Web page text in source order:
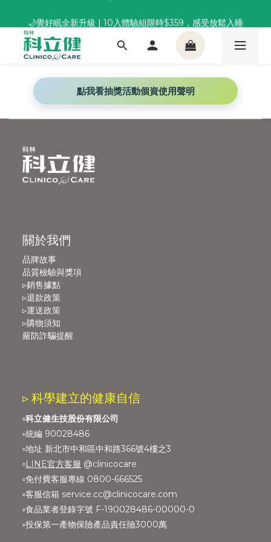
🌙覺好眠全新升級 | 10入體驗組限時$359，感受放鬆入睡
董事長推薦保養組合｜體驗價 $1,800 起，最高享 6 折
點我看抽獎活動個資使用聲明
關於我們
品牌故事
品質檢驗與獎項
▹銷售據點
▹退款政策
▹運送政策
▹購物須知
嚴防詐騙提醒
▹ 科學建立的健康自信
▫️科立健生技股份有限公司
▫️統編 90028486
▫️地址 新北市中和區中和路366號4樓之3
▫️LINE官方客服 @clinicocare
▫️免付費客服專線 0800-666525
▫️客服信箱 service.cc@clinicocare.com
▫️食品業者登錄字號 F-190028486-00000-0
▫️投保第一產物保險產品責任險3000萬